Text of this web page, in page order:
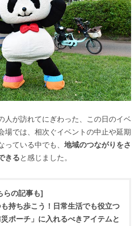
人が訪れてにぎわった、この日のイベ
場では、相次ぐイベントの中止や延期
っている中でも、 地域のつながりをさ
きると感じました。
らの記事も]
持ち歩こう！日常生活でも役立つ
災ポーチ」に入れるべきアイテムと